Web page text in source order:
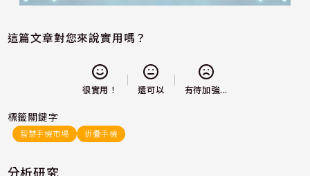
這篇文章對您來說實用嗎？
很實用！ 還可以 有待加強...
標籤關鍵字
智慧手機市場 折疊手機
分析研究